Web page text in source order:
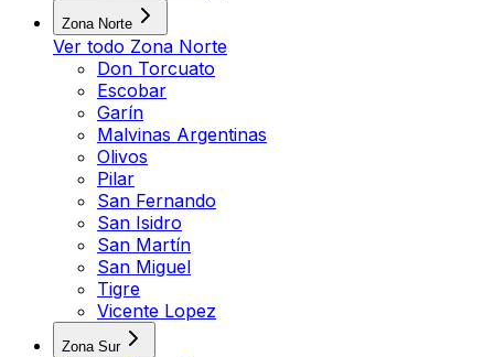
Zona Norte
Ver todo Zona Norte
Don Torcuato
Escobar
Garín
Malvinas Argentinas
Olivos
Pilar
San Fernando
San Isidro
San Martín
San Miguel
Tigre
Vicente Lopez
Zona Sur